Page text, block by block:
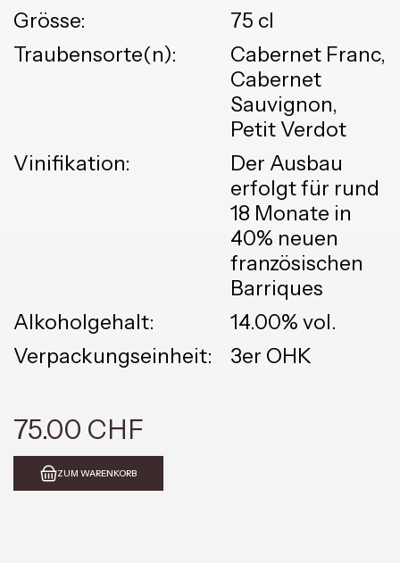
Grösse:
75 cl
Traubensorte(n):
Cabernet Franc,
Cabernet
Sauvignon,
Petit Verdot
Vinifikation:
Der Ausbau
erfolgt für rund
18 Monate in
40% neuen
französischen
Barriques
Alkoholgehalt:
14.00% vol.
Verpackungseinheit:
3er OHK
75.00 CHF
ZUM WARENKORB